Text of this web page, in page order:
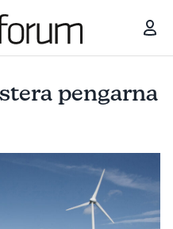
pengarna
I SOLENERGI!